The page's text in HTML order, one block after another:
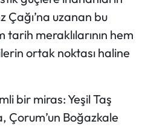
Çağı’na uzanan bu
meraklılarının hem
ortak noktası haline
bir miras: Yeşil Taş
Çorum’un Boğazkale